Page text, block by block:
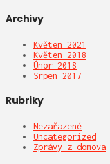
Archivy
Květen 2021
Květen 2018
Únor 2018
Srpen 2017
Rubriky
Nezařazené
Uncategorized
Zprávy z domova